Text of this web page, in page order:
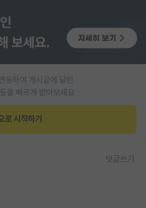
동하여 게시글에 달린
을 빠르게 받아보세요
로 시작하기
댓글쓰기